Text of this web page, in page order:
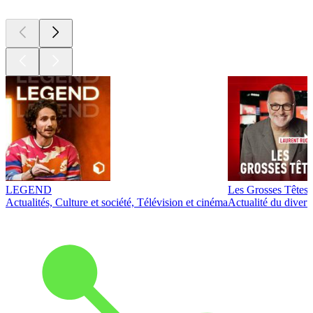
LEGEND
Actualités, Culture et société, Télévision et cinéma
Les Grosses Têtes
Actualité du